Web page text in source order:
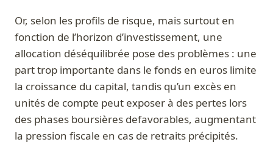
Or, selon les profils de risque, mais surtout en
fonction de l’horizon d’investissement, une
allocation déséquilibrée pose des problèmes : une
part trop importante dans le fonds en euros limite
la croissance du capital, tandis qu’un excès en
unités de compte peut exposer à des pertes lors
des phases boursières defavorables, augmentant
la pression fiscale en cas de retraits précipités.